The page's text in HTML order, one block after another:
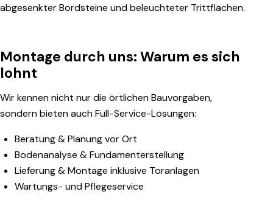
abgesenkter Bordsteine und beleuchteter Trittflächen.
Montage durch uns: Warum es sich
lohnt
Wir kennen nicht nur die örtlichen Bauvorgaben,
sondern bieten auch Full-Service-Lösungen:
Beratung & Planung vor Ort
Bodenanalyse & Fundamenterstellung
Lieferung & Montage inklusive Toranlagen
Wartungs- und Pflegeservice